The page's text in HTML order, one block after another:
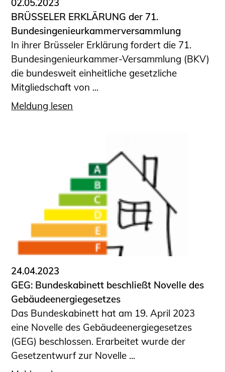
02.05.2023
BRÜSSELER ERKLÄRUNG der 71.
Bundesingenieurkammerversammlung
In ihrer Brüsseler Erklärung fordert die 71.
Bundesingenieurkammer-Versammlung (BKV)
die bundesweit einheitliche gesetzliche
Mitgliedschaft von ...
Meldung lesen
24.04.2023
GEG: Bundeskabinett beschließt Novelle des
Gebäudeenergiegesetzes
Das Bundeskabinett hat am 19. April 2023
eine Novelle des Gebäudeenergiegesetzes
(GEG) beschlossen. Erarbeitet wurde der
Gesetzentwurf zur Novelle ...